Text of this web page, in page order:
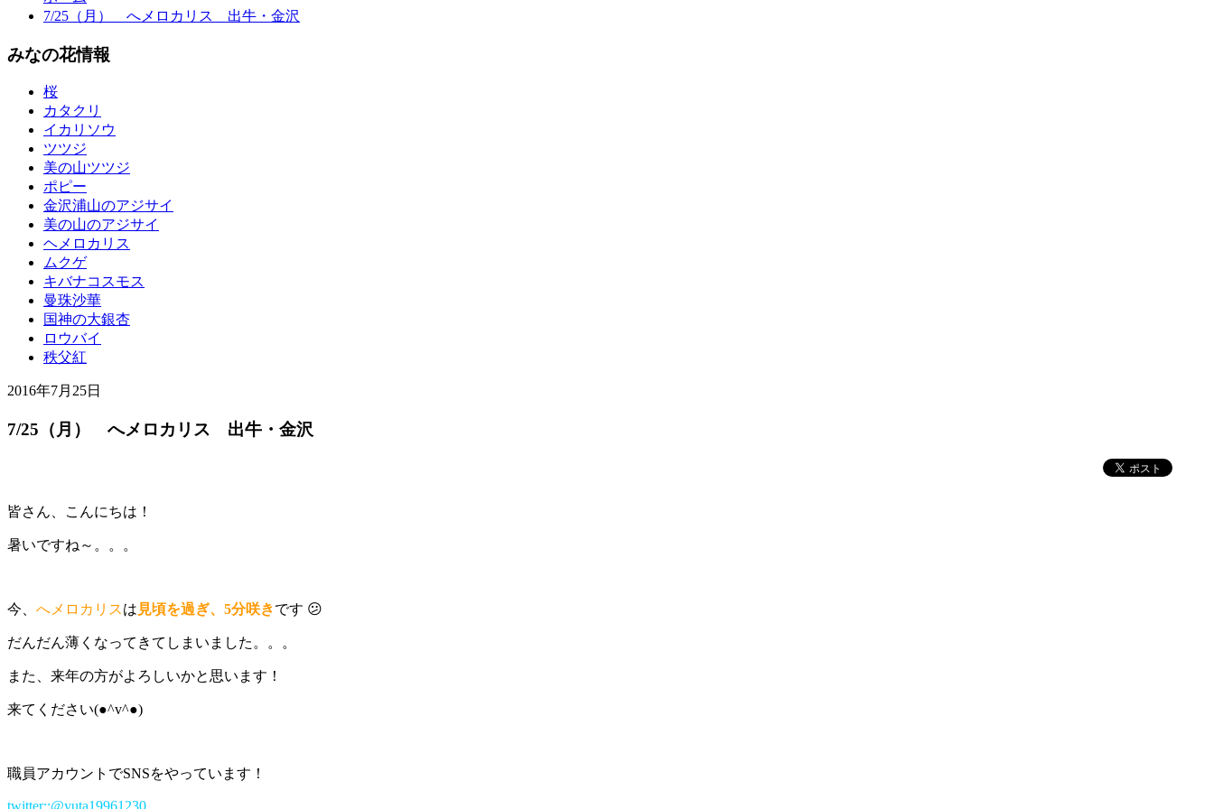
7/25（月） へメロカリス 出牛・金沢
みなの花情報
桜
カタクリ
イカリソウ
ツツジ
美の山ツツジ
ポピー
金沢浦山のアジサイ
美の山のアジサイ
ヘメロカリス
ムクゲ
キバナコスモス
曼珠沙華
国神の大銀杏
ロウバイ
秩父紅
2016年7月25日
7/25（月） へメロカリス 出牛・金沢
皆さん、こんにちは！
暑いですね～。。。
今、 へメロカリスは 見頃を過ぎ、 5分咲きです 😕
だんだん薄くなってきてしまいました。。。
また、来年の方がよろしいかと思います！
来てください(●^v^●)
職員アカウントでSNSをやっています！
twitter::@yuta19961230